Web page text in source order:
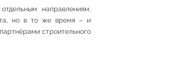
направлениям.
но в то же время – и
строительного